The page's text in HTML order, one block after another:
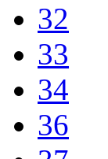
32
33
34
36